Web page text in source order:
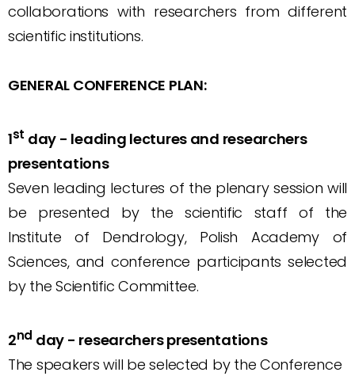
collaborations with researchers from different
scientific institutions.
GENERAL CONFERENCE PLAN:
1st day - leading lectures and researchers
presentations
Seven leading lectures of the plenary session will
be presented by the scientific staff of the
Institute of Dendrology, Polish Academy of
Sciences, and conference participants selected
by the Scientific Committee.
2nd day - researchers presentations
The speakers will be selected by the Conference